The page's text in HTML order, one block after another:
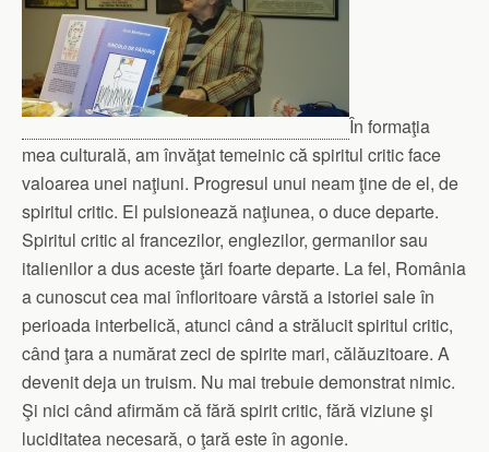
În formaţia
mea culturală, am învăţat temeinic că spiritul critic face
valoarea unei naţiuni. Progresul unui neam ţine de el, de
spiritul critic. El pulsionează naţiunea, o duce departe.
Spiritul critic al francezilor, englezilor, germanilor sau
italienilor a dus aceste ţări foarte departe. La fel, România
a cunoscut cea mai înfloritoare vârstă a istoriei sale în
perioada interbelică, atunci când a strălucit spiritul critic,
când ţara a numărat zeci de spirite mari, călăuzitoare. A
devenit deja un truism. Nu mai trebuie demonstrat nimic.
Şi nici când afirmăm că fără spirit critic, fără viziune şi
luciditatea necesară, o ţară este în agonie.